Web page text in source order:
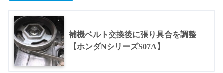
補機ベルト交換後に張り具合を調整
【ホンダNシリーズS07A】